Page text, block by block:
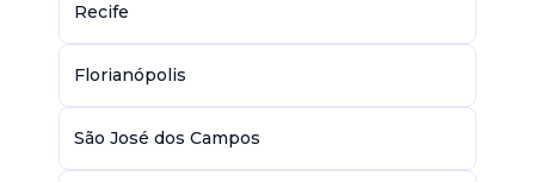
Recife
Florianópolis
São José dos Campos